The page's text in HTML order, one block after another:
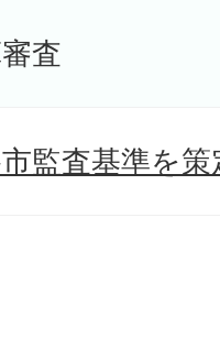
査
監査基準を